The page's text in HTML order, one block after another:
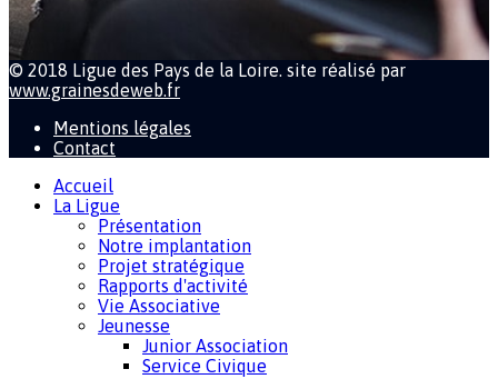
© 2018 Ligue des Pays de la Loire. site réalisé par
www.grainesdeweb.fr
Mentions légales
Contact
Accueil
La Ligue
Présentation
Notre implantation
Projet stratégique
Rapports d'activité
Vie Associative
Jeunesse
Junior Association
Service Civique